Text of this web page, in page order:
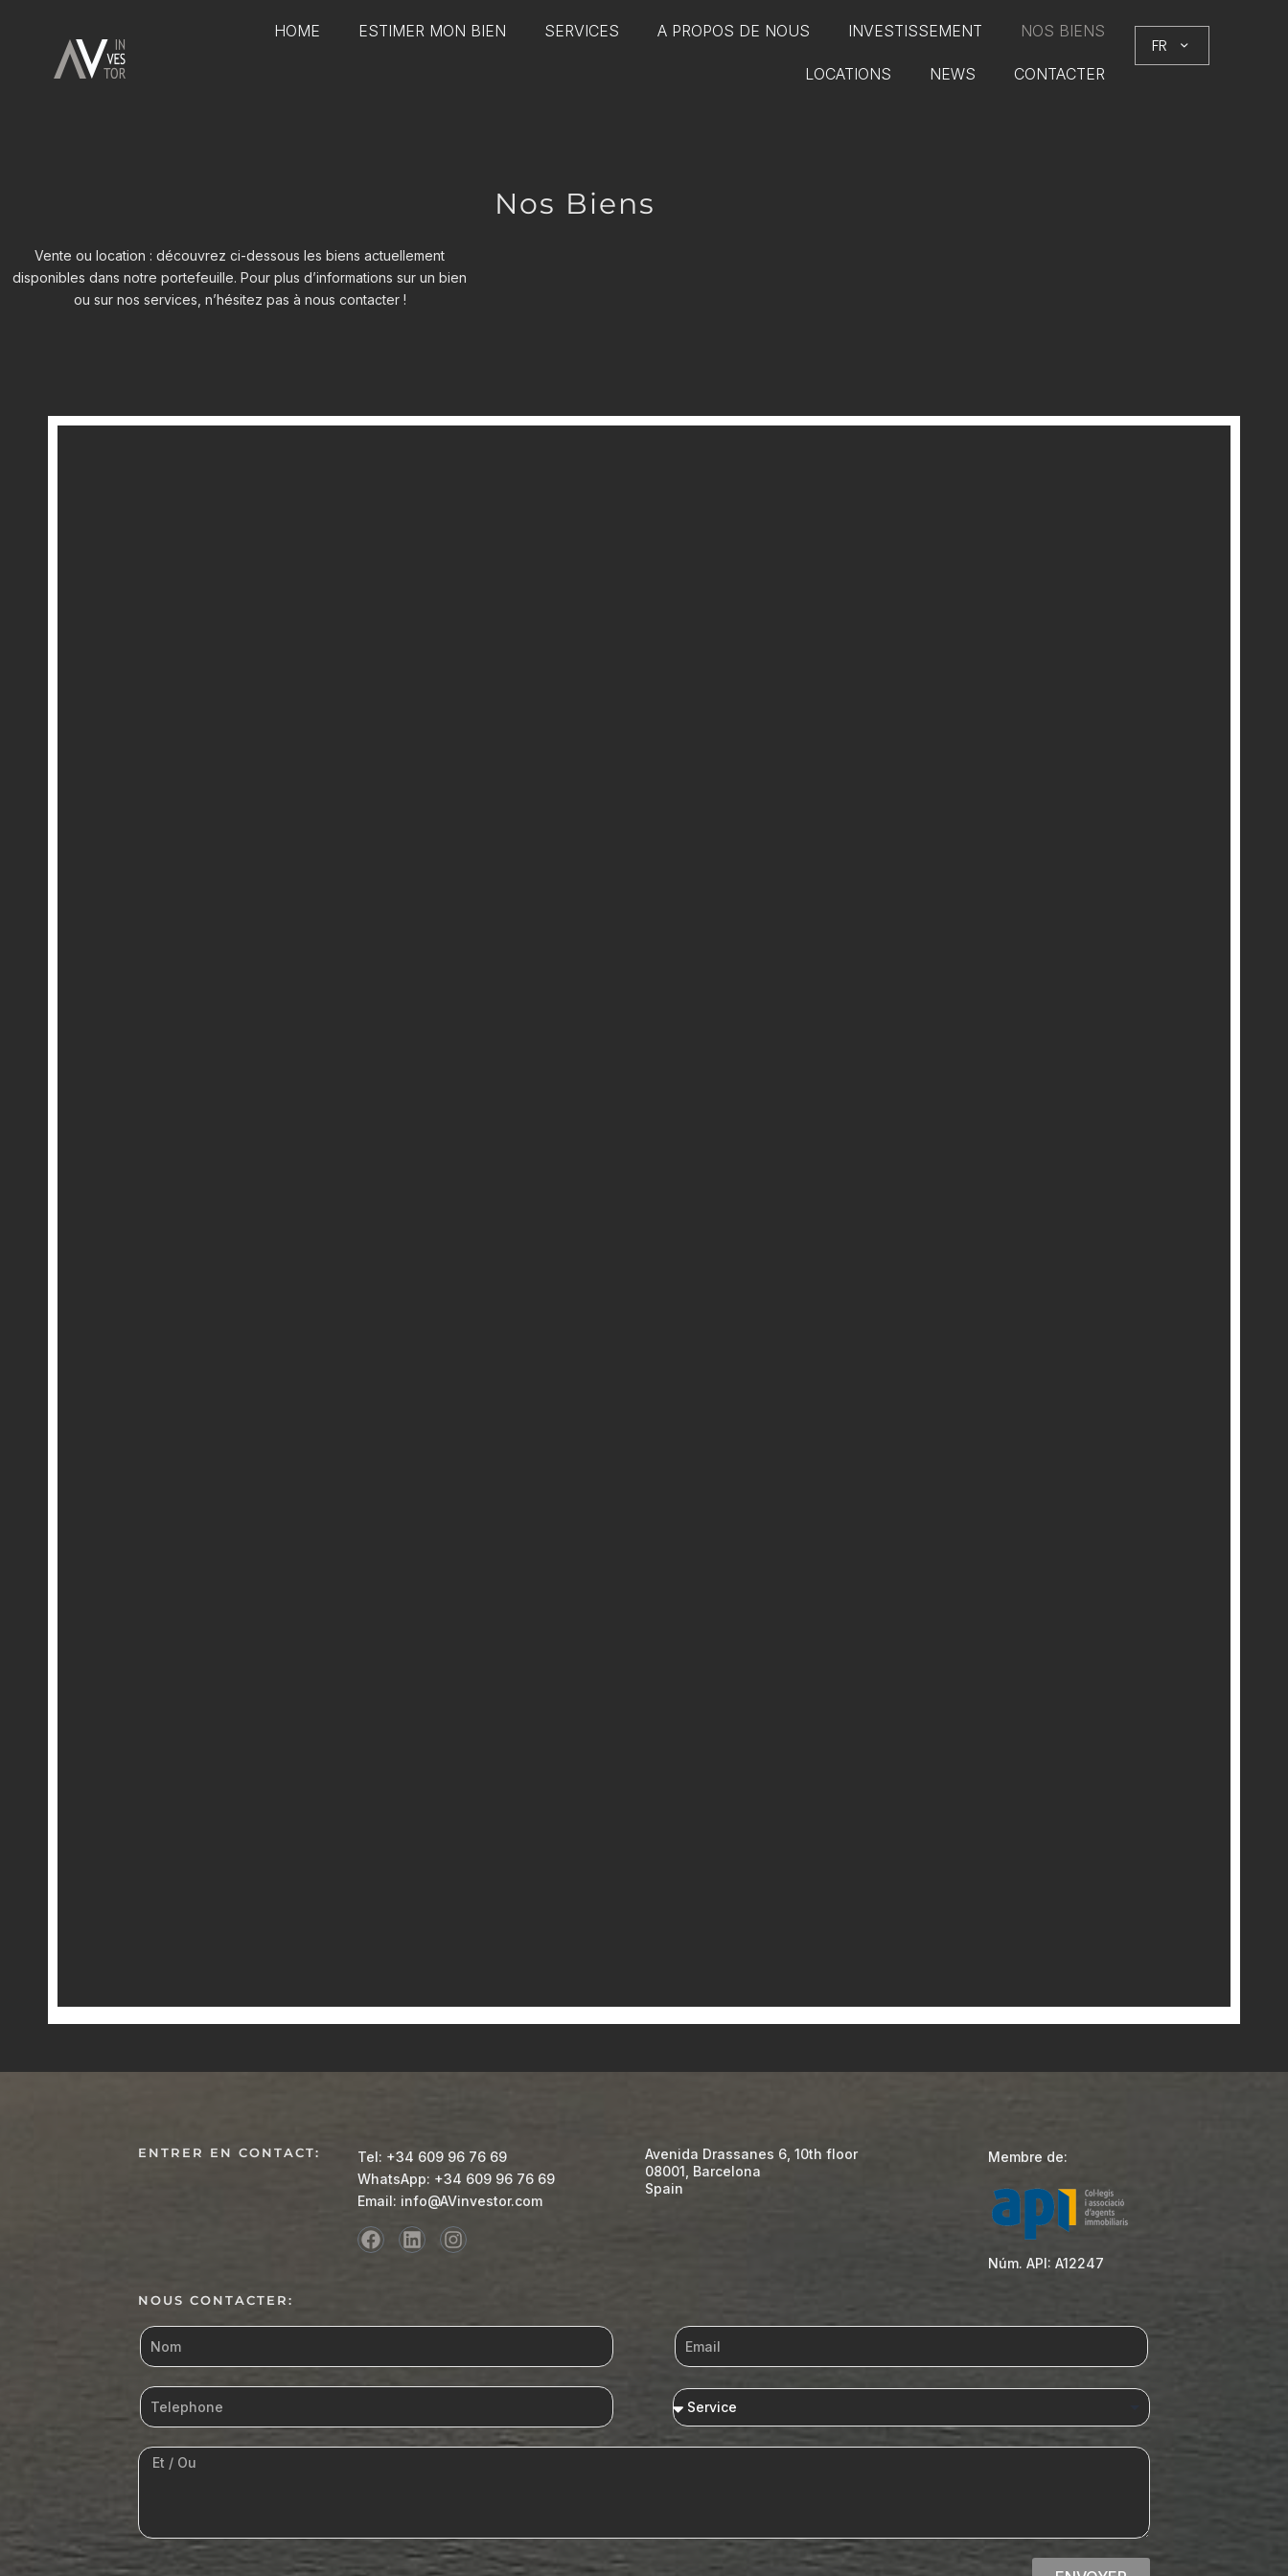
HOME ESTIMER MON BIEN SERVICES A PROPOS DE NOUS INVESTISSEMENT NOS BIENS
LOCATIONS NEWS CONTACTER
FR
Nos Biens
Vente ou location : découvrez ci-dessous les biens actuellement
disponibles dans notre portefeuille. Pour plus d’informations sur un bien
ou sur nos services, n’hésitez pas à nous contacter !
ENTRER EN CONTACT:
Tel: +34 609 96 76 69
WhatsApp: +34 609 96 76 69
Email: info@AVinvestor.com
Avenida Drassanes 6, 10th floor
08001, Barcelona
Spain
Membre de:
Núm. API: A12247
NOUS CONTACTER: